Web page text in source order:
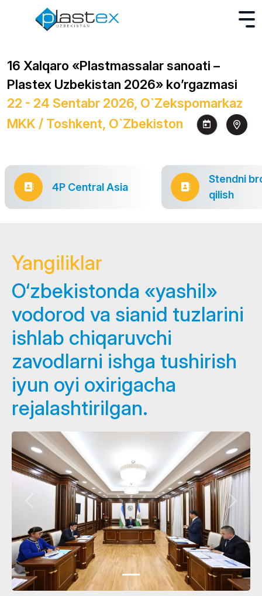
16 Xalqaro «Plastmassalar sanoati –
Plastex Uzbekistan 2026» ko’rgazmasi
22 - 24 Sentabr 2026, O`zekspomarkaz
MKK / Toshkent, O`zbekiston
4P Central Asia
Stendni
qilish
Yangiliklar
O‘zbekistonda «yashil»
vodorod va sianid tuzlarini
ishlab chiqaruvchi
zavodlarni ishga tushirish
iyun oyi oxirigacha
rejalashtirilgan.